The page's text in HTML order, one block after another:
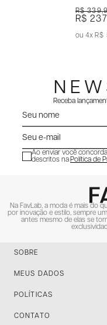
R$
R$
4x
Receba
Ao enviar você
descritos na Política de
Na FavLab, a moda é mais do
por inovação e estilo, sempre
antes mesmo de elas se
SOBRE
MEUS DADOS
POLÍTICAS
CONTATO